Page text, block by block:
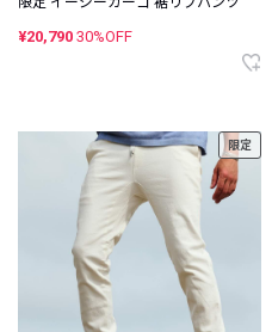
¥20,790 30%OFF
限定